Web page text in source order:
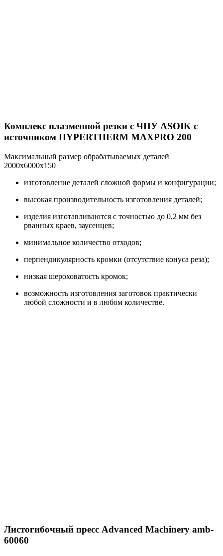
Комплекс плазменной резки с ЧПУ ASOIK с
источником HYPERTHERM MAXPRO 200
Максимальный размер обрабатываемых деталей
2000x6000x150
изготовление деталей сложной формы и конфигурации;
высокая производительность изготовления деталей;
изделия изготавливаются с точностью до 0,2 мм без
рванных краев, заусенцев;
минимальное количество отходов;
перпендикулярность кромки (отсутствие конуса реза);
низкая шероховатость кромок;
возможность изготовления заготовок практически
любой сложности и в любом количестве.
Листогибочный пресс Advanced Machinery amb-
60060